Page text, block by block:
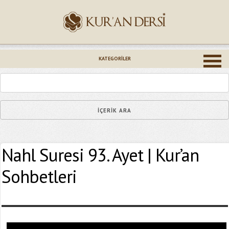
KATEGORILER
Nahl Suresi 93. Ayet | Kur’an
Sohbetleri
Epostanız (*)
Yaşadığınız Hatanın Ayrıntıları